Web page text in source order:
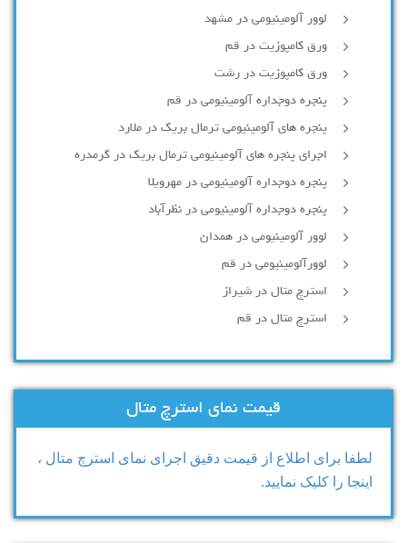
لوور آلومینیومی در مشهد
ورق کامپوزیت در قم
ورق کامپوزیت در رشت
پنجره دوجداره آلومينيومی در قم
پنجره های آلومینیومی ترمال بریک در ملارد
اجرای پنجره های آلومینیومی ترمال بریک در گرمدره
پنجره دوجداره آلومینیومی در مهرویلا
پنجره دوجداره آلومینیومی در نظرآباد
لوور آلومینیومی در همدان
لوورآلومینیومی در قم
استرچ متال در شیراز
استرچ متال در قم
قیمت نمای استرچ متال
لطفا برای اطلاع از قیمت دقیق اجرای نمای استرچ متال ،
اینجا را کلیک نمایید.